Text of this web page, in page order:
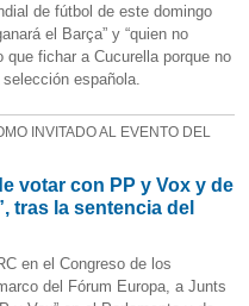
de fútbol de este domingo
el Barça” y “quien no
fichar a Cucurella porque no
española.
INVITADO AL EVENTO DEL
votar con PP y Vox y de
tras la sentencia del
en el Congreso de los
del Fórum Europa, a Junts